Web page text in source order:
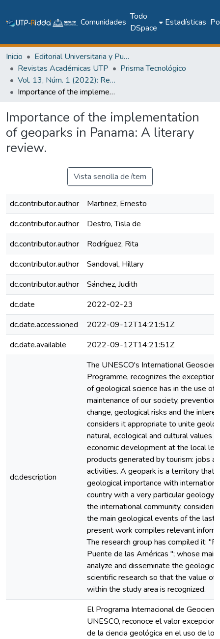
Comunidades
Todo
DSpace
Estadísticas
Inicio
Editorial Universitaria y Publicaciones Seriadas
Revistas Académicas UTP
Prisma Tecnológico
Vol. 13, Núm. 1 (2022): Revista Prisma Tecnológico
Importance of the implementation of geoparks in Panama: A literary review.
Importance of the implementation
of geoparks in Panama: A literary
review.
Vista sencilla de ítem
dc.contributor.author
Martinez, Ernesto
dc.contributor.author
Destro, Tisla de
dc.contributor.author
Rodríguez, Rita
dc.contributor.author
Sandoval, Hillary
dc.contributor.author
Sánchez, Judith
dc.date
2022-02-23
dc.date.accessioned
2022-09-12T14:21:51Z
dc.date.available
2022-09-12T14:21:51Z
dc.description
The UNESCO's International
Programme, recognizes the
of geological science has in the use
maintenance of our society,
change, geological risks and the
considers it appropriate to unite
natural, ecological and cultural values
economic development at the local
products generated by tourism: jobs
activities. A geopark is a territory that
geological importance with
country with a very particular geology
the international community,
the main geological events of the last
present work compiles relevant
The research group has compiled it:
Puente de las Américas "; whose
analyze and disseminate the
scientific research so that the value
within the study area is recognized.
El Programa Internacional de
UNESCO, reconoce el valor
de la ciencia geológica en el uso de